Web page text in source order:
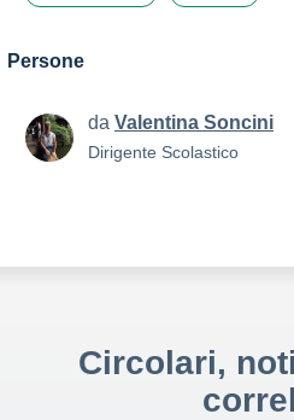
Persone
da Valentina Soncini
Dirigente Scolastico
Circolari,